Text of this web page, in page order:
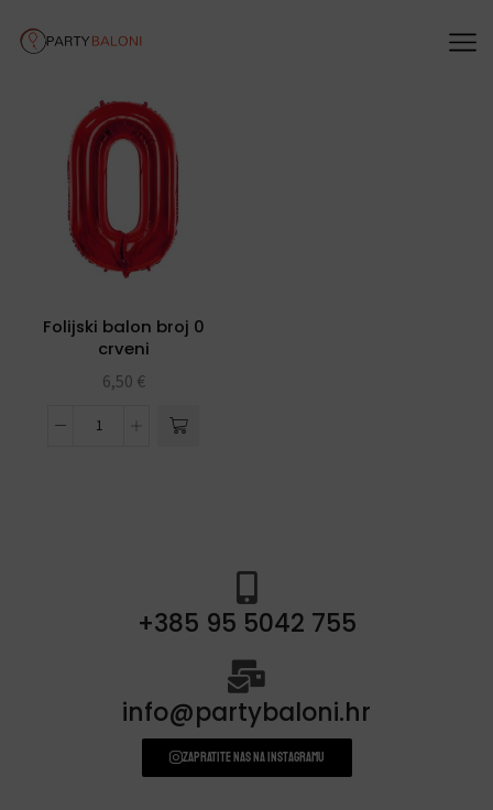
Folijski balon broj 0
crveni
6,50 €
+385 95 5042 755
info@partybaloni.hr
Zapratite nas na instagramu